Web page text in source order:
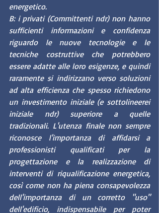
energetico.
B: i privati (Committenti ndr) non hanno
sufficienti informazioni e confidenza
riguardo le nuove tecnologie e le
tecniche costruttive che potrebbero
essere adatte alle loro esigenze, e quindi
raramente si indirizzano verso soluzioni
ad alta efficienza che spesso richiedono
un investimento iniziale (e sottolineerei
iniziale ndr) superiore a quelle
tradizionali. L'utenza finale non sempre
riconosce l'importanza di affidarsi a
professionisti qualificati per la
progettazione e la realizzazione di
interventi di riqualificazione energetica,
così come non ha piena consapevolezza
dell'importanza di un corretto "uso"
dell'edificio, indispensabile per poter